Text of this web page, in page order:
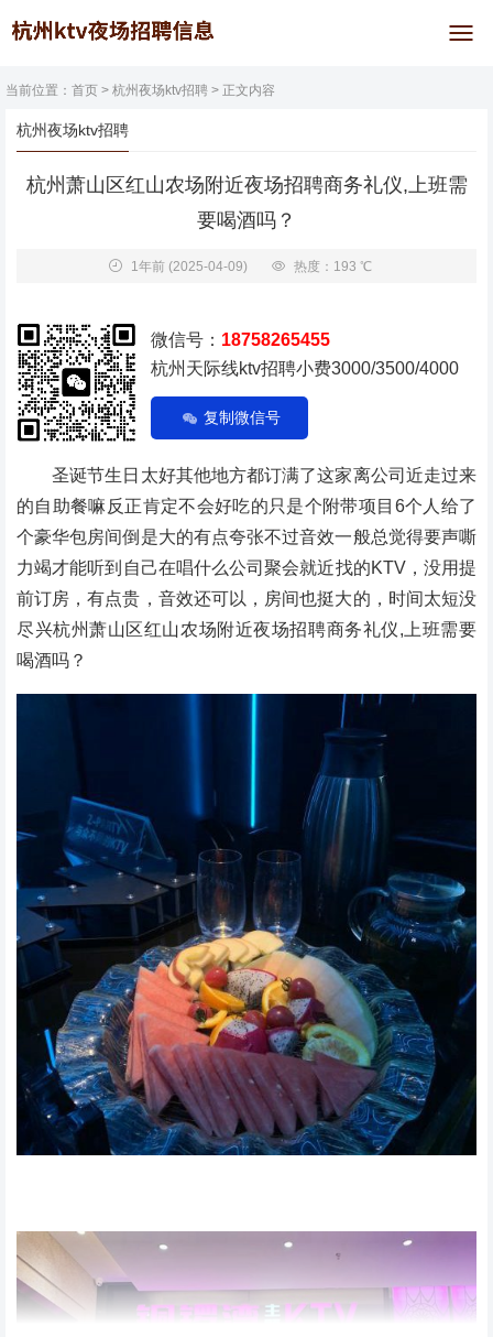
当前位置： 首页 > 杭州夜场ktv招聘 > 正文内容
杭州夜场ktv招聘
杭州萧山区红山农场附近夜场招聘商务礼仪,上班需
要喝酒吗？
1年前(2025-04-09) 热度：193 ℃
微信号： 18758265455
杭州天际线ktv招聘小费3000/3500/4000
复制微信号
圣诞节生日太好其他地方都订满了这家离公司近走过来
的自助餐嘛反正肯定不会好吃的只是个附带项目6个人给了
个豪华包房间倒是大的有点夸张不过音效一般总觉得要声嘶
力竭才能听到自己在唱什么公司聚会就近找的KTV，没用提
前订房，有点贵，音效还可以，房间也挺大的，时间太短没
尽兴杭州萧山区红山农场附近夜场招聘商务礼仪,上班需要
喝酒吗？